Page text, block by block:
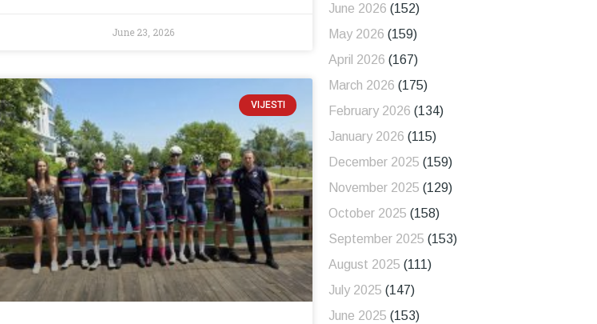
June 23, 2026
VIJESTI
June 2026 (152)
May 2026 (159)
April 2026 (167)
March 2026 (175)
February 2026 (134)
January 2026 (115)
December 2025 (159)
November 2025 (129)
October 2025 (158)
September 2025 (153)
August 2025 (111)
July 2025 (147)
June 2025 (153)